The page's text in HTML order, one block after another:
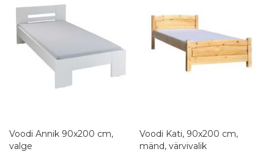
Voodi Annik 90x200 cm,
valge
Voodi Kati, 90x200 cm,
mänd, värvivalik